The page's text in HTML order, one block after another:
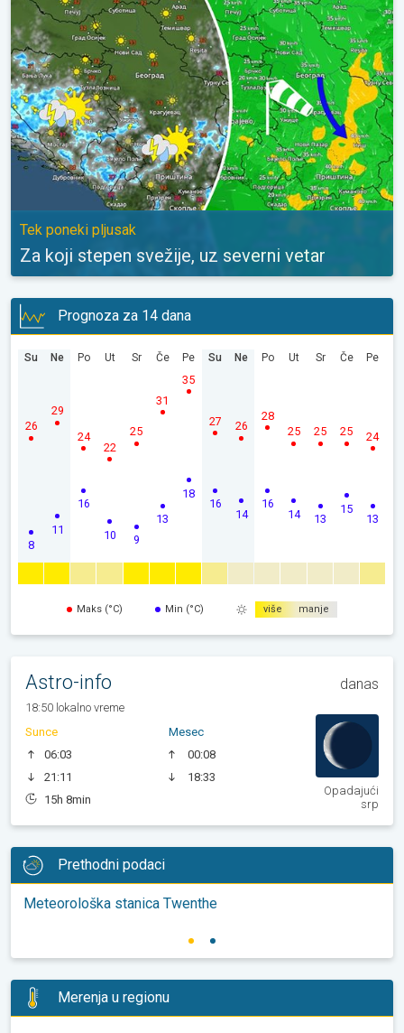
Za koji stepen svežije, uz severni vetar. Tek poneki pljusak. . .
Tek poneki pljusak
Za koji stepen svežije, uz severni vetar
Prognoza za 14 dana
Su
8
26
Ne
11
29
Po
16
24
Ut
10
22
Sr
9
25
Če
13
31
Pe
18
35
Su
16
27
Ne
14
26
Po
16
28
Ut
14
25
Sr
13
25
Če
15
25
Pe
13
24
Maks (°C) Min (°C) više manje
Astro-info danas
18:50 lokalno vreme
Sunce
06:03
21:11
15h 8min
Mesec
00:08
18:33
Opadajući
srp
Prethodni podaci
Meteorološka stanica Twenthe
Merenja u regionu